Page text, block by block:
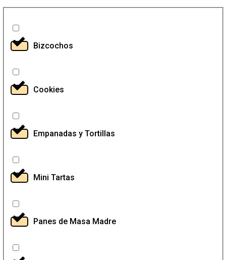
Bizcochos
Cookies
Empanadas y Tortillas
Mini Tartas
Panes de Masa Madre